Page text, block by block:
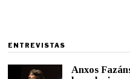
ENTREVISTAS
Anxos